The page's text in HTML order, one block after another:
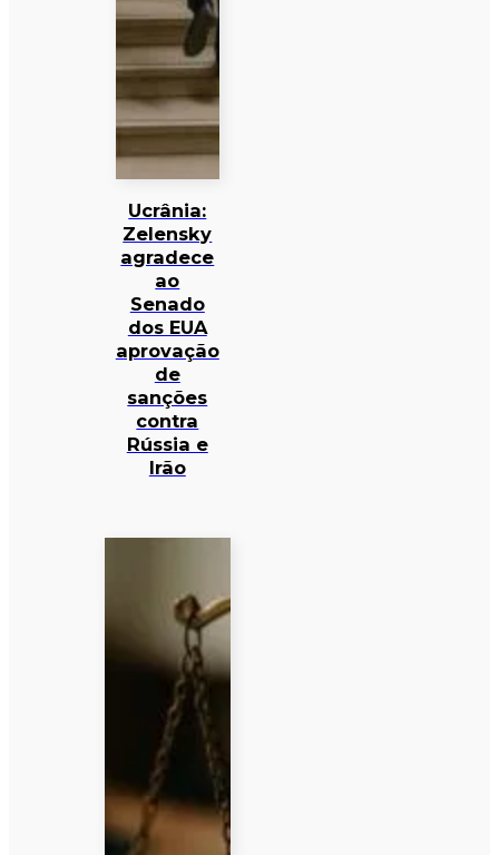
Ucrânia:
Zelensky
agradece
ao
Senado
dos EUA
aprovação
de
sanções
contra
Rússia e
Irão